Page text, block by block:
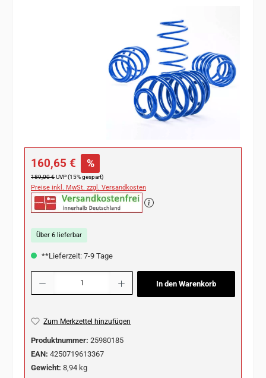
Verkaufspreis:
160,65 € %
Regulärer Preis:
189,00 €UVP (15% gespart)
Preise inkl. MwSt. zzgl. Versandkosten
Über 6 lieferbar
**Lieferzeit: 7-9 Tage
Produkt Anzahl: Gib den gewünschten Wert ein oder benutze die Schaltflächen
In den Warenkorb
Zum Merkzettel hinzufügen
Produktnummer: 25980185
EAN: 4250719613367
Gewicht: 8,94 kg